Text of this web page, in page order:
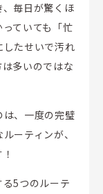
毎日が驚くほ
ていても「忙
したせいで汚れ
多いのではな
、一度の完璧
ーティンが、
5つのルーテ